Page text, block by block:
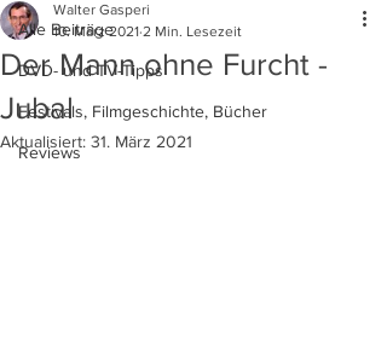
Alle Beiträge
DVD- und TV-Tipps
Festivals, Filmgeschichte, Bücher
Reviews
Der Mann ohne Furcht -
Jubal
Walter Gasperi
10. März 2021 2 Min. Lesezeit
Aktualisiert: 31. März 2021